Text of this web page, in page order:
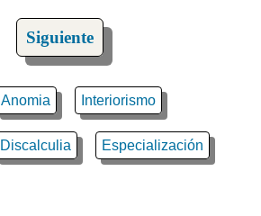
Siguiente
Anomia Interiorismo
Discalculia Especialización